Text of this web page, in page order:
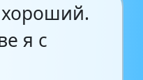
хороший.
я с